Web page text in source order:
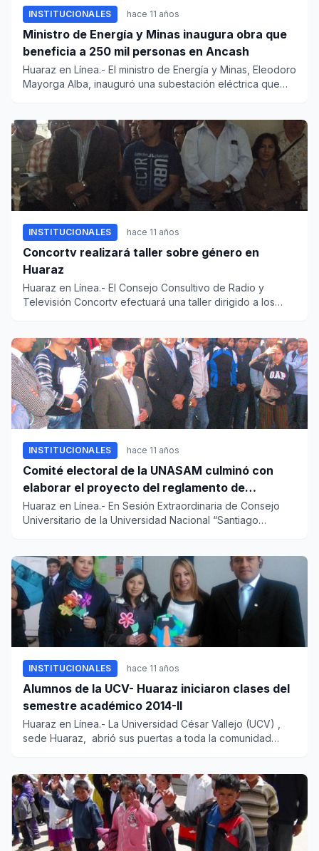
INSTITUCIONALES hace 11 años
Ministro de Energía y Minas inaugura obra que
beneficia a 250 mil personas en Ancash
Huaraz en Línea.- El ministro de Energía y Minas, Eleodoro
Mayorga Alba, inauguró una subestación eléctrica que
INSTITUCIONALES hace 11 años
Concortv realizará taller sobre género en
Huaraz
Huaraz en Línea.- El Consejo Consultivo de Radio y
Televisión Concortv efectuará una taller dirigido a los
INSTITUCIONALES hace 11 años
Comité electoral de la UNASAM culminó con
elaborar el proyecto del reglamento de
elecciones
Huaraz en Línea.- En Sesión Extraordinaria de Consejo
Universitario de la Universidad Nacional “Santiago
INSTITUCIONALES hace 11 años
Alumnos de la UCV- Huaraz iniciaron clases del
semestre académico 2014-II
Huaraz en Línea.- La Universidad César Vallejo (UCV) ,
sede Huaraz, abrió sus puertas a toda la comunidad